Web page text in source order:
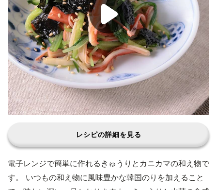
レシピの詳細を見る
電子レンジで簡単に作れるきゅうりとカニカマの和え物で
す。 いつもの和え物に風味豊かな韓国のりを加えること